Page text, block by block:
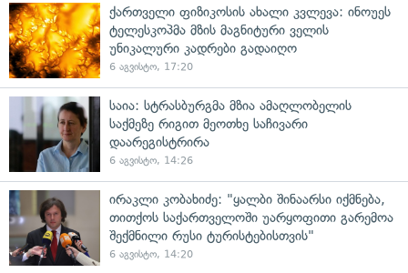
ქართველი ფიზიკოსის ახალი კვლევა: ინოუეს
ტელესკოპმა მზის მაგნიტური ველის
უნიკალური კადრები გადაიღო
6 აგვისტო, 17:20
საია: სტრასბურგმა მზია ამაღლობელის
საქმეზე რიგით მეოთხე საჩივარი
დაარეგისტრირა
6 აგვისტო, 14:26
ირაკლი კობახიძე: "ყალბი შინაარსი იქმნება,
თითქოს საქართველოში უარყოფითი გარემოა
შექმნილი რუსი ტურისტებისთვის"
6 აგვისტო, 14:20